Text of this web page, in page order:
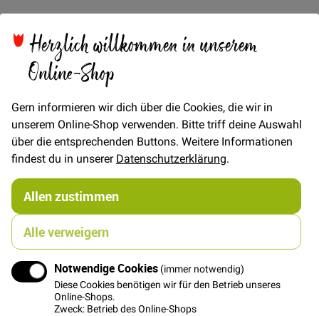
Herzlich willkommen in unserem
Online-Shop
Gern informieren wir dich über die Cookies, die wir in
unserem Online-Shop verwenden. Bitte triff deine Auswahl
über die entsprechenden Buttons. Weitere Informationen
findest du in unsererDatenschutzerklärung.
Allen zustimmen
Alle verweigern
Notwendige Cookies (immer notwendig)
Diese Cookies benötigen wir für den Betrieb unseres
Online-Shops.
Zweck: Betrieb des Online-Shops
der
Bildgalerie
springen
Knopf 2-Loch
Blütenrelief 17mm - Rot
0,50 € 0,80 €
STÜCK
In den Warenkorb